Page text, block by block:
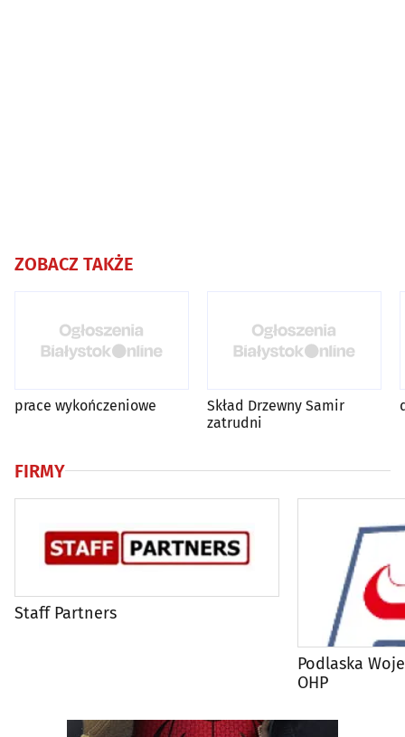
ZOBACZ TAKŻE
prace wykończeniowe
Skład Drzewny Samir
zatrudni
FIRMY
Staff Partners
Podlaska
OHP